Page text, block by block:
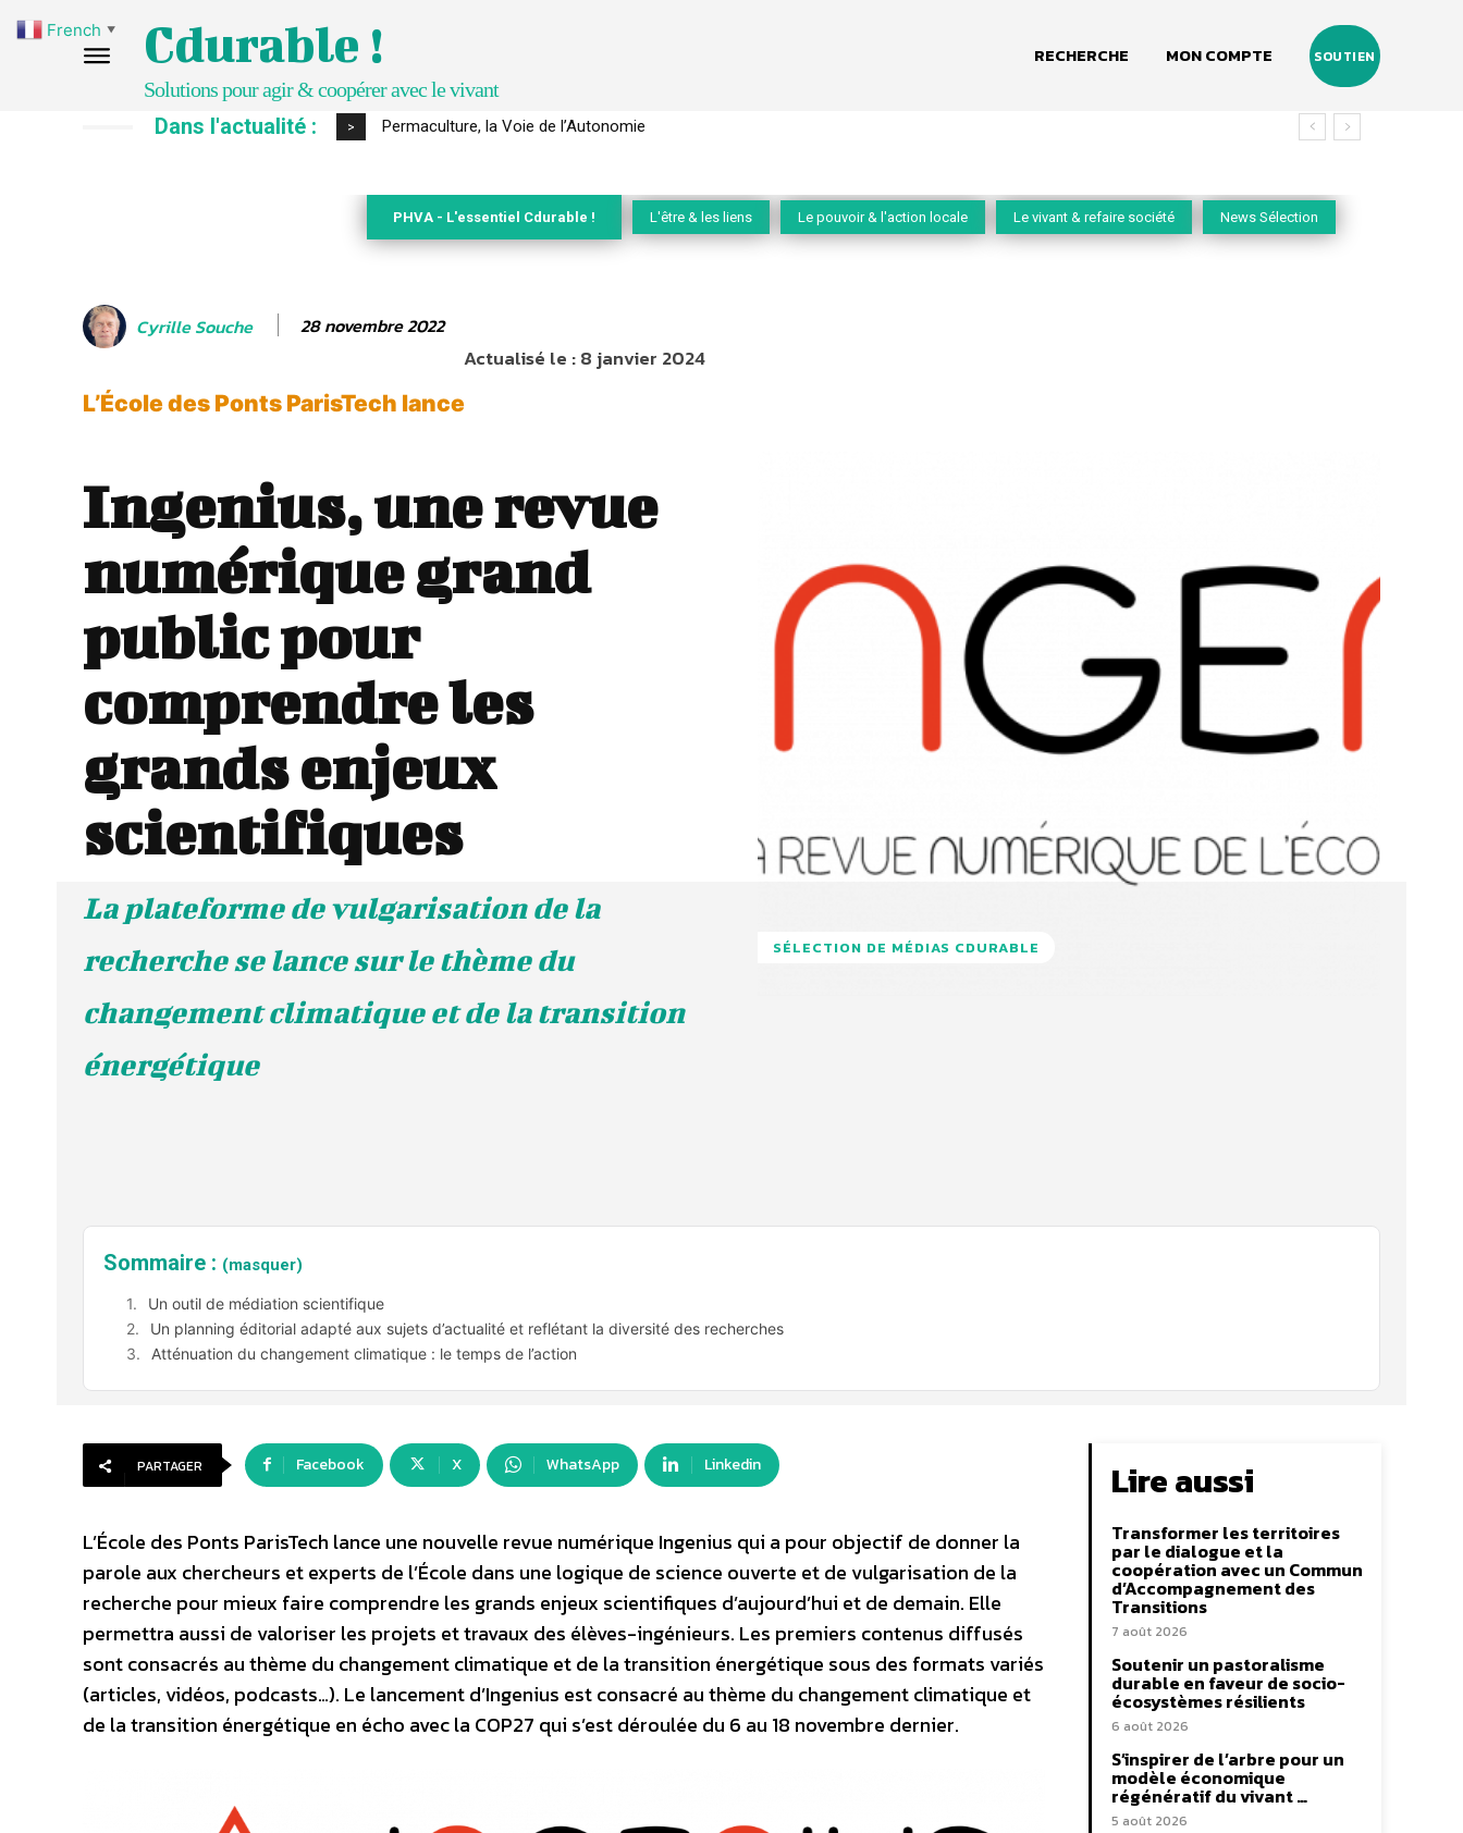
Cdurable !
Solutions pour agir & coopérer avec le vivant
RECHERCHE MON COMPTE SOUTIEN
Dans l'actualité : > Un kit citoyen pour lever les freins au développement des forêts comestibles dans nos villes
PHVA - L'essentiel Cdurable ! L'être & les liens Le pouvoir & l'action locale Le vivant & refaire société News Sélection
Cyrille Souche 28 novembre 2022
Actualisé le :8 janvier 2024
L’École des Ponts ParisTech lance
Ingenius, une revue
numérique grand
public pour
comprendre les
grands enjeux
scientifiques
La plateforme de vulgarisation de la
recherche se lance sur le thème du
changement climatique et de la transition
énergétique
SÉLECTION DE MÉDIAS CDURABLE
Sommaire : (masquer)
Un outil de médiation scientifique
Un planning éditorial adapté aux sujets d’actualité et reflétant la diversité des recherches
Atténuation du changement climatique : le temps de l’action
PARTAGER Facebook X WhatsApp Linkedin
L’École des Ponts ParisTech lance une nouvelle revue numérique Ingenius qui a pour objectif de donner la
parole aux chercheurs et experts de l’École dans une logique de science ouverte et de vulgarisation de la
recherche pour mieux faire comprendre les grands enjeux scientifiques d’aujourd’hui et de demain. Elle
permettra aussi de valoriser les projets et travaux des élèves-ingénieurs. Les premiers contenus diffusés
sont consacrés au thème du changement climatique et de la transition énergétique sous des formats variés
(articles, vidéos, podcasts…). Le lancement d’Ingenius est consacré au thème du changement climatique et
de la transition énergétique en écho avec la COP27 qui s’est déroulée du 6 au 18 novembre dernier.
Lire aussi
Transformer les territoires
par le dialogue et la
coopération avec un Commun
d’Accompagnement des
Transitions
7 août 2026
Soutenir un pastoralisme
durable en faveur de socio-
écosystèmes résilients
6 août 2026
S’inspirer de l’arbre pour un
modèle économique
régénératif du vivant …
5 août 2026
French ▼